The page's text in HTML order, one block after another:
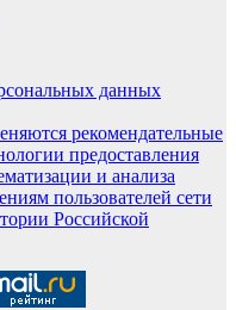
данных
рекомендательные
предоставления
и анализа
пользователей сети
Российской